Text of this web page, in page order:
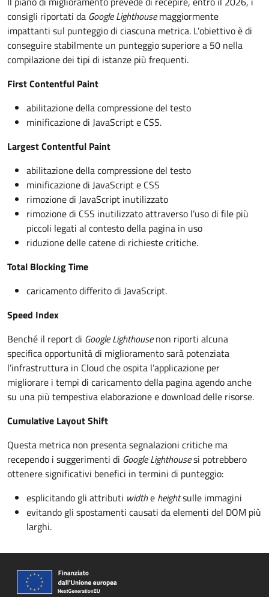
consigli riportati da Google Lighthousemaggiormente
impattanti sul punteggio di ciascuna metrica. L'obiettivo è di
conseguire stabilmente un punteggio superiore a 50 nella
compilazione dei tipi di istanze più frequenti.
First Contentful Paint
abilitazione della compressione del testo
minificazione di JavaScript e CSS.
Largest Contentful Paint
abilitazione della compressione del testo
minificazione di JavaScript e CSS
rimozione di JavaScript inutilizzato
rimozione di CSS inutilizzato attraverso l’uso di file più
piccoli legati al contesto della pagina in uso
riduzione delle catene di richieste critiche.
Total Blocking Time
caricamento differito di JavaScript.
Speed Index
Benché il report di Google Lighthousenon riporti alcuna
specifica opportunità di miglioramento sarà potenziata
l’infrastruttura in Cloud che ospita l’applicazione per
migliorare i tempi di caricamento della pagina agendo anche
su una più tempestiva elaborazione e download delle risorse.
Cumulative Layout Shift
Questa metrica non presenta segnalazioni critiche ma
recependo i suggerimenti di Google Lighthousesi potrebbero
ottenere significativi benefici in termini di punteggio:
esplicitando gli attributi widthe heightsulle immagini
evitando gli spostamenti causati da elementi del DOM più
larghi.